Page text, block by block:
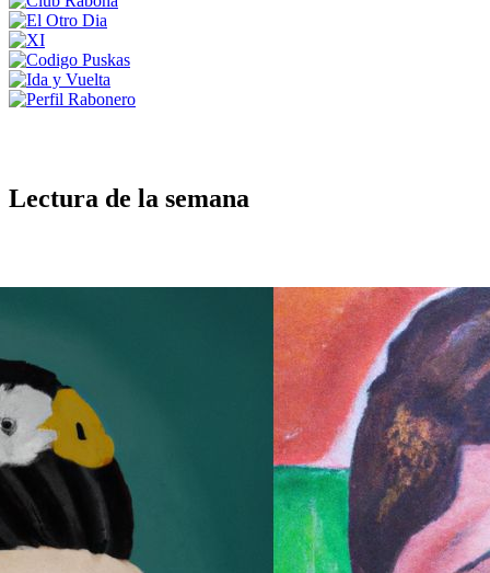
Lectura de la semana